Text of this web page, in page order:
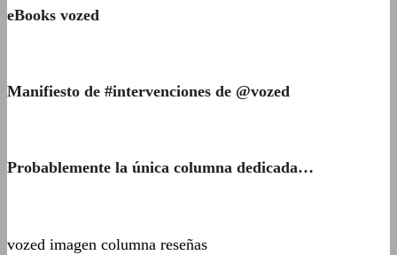
eBooks vozed
Manifiesto de #intervenciones de @vozed
Probablemente la única columna dedicada…
vozed imagen columna reseñas